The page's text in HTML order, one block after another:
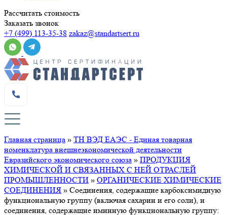
Рассчитать стоимость
Заказать звонок
+7 (499) 113-35-38 zakaz@standartsert.ru
Главная страница » ТН ВЭД ЕАЭС - Единая товарная
номенклатура внешнеэкономической деятельности
Евразийского экономического союза » ПРОДУКЦИЯ
ХИМИЧЕСКОЙ И СВЯЗАННЫХ С НЕЙ ОТРАСЛЕЙ
ПРОМЫШЛЕННОСТИ » ОРГАНИЧЕСКИЕ ХИМИЧЕСКИЕ
СОЕДИНЕНИЯ » Соединения, содержащие карбоксимидную
функциональную группу (включая сахарин и его соли), и
соединения, содержащие иминную функциональную группу: